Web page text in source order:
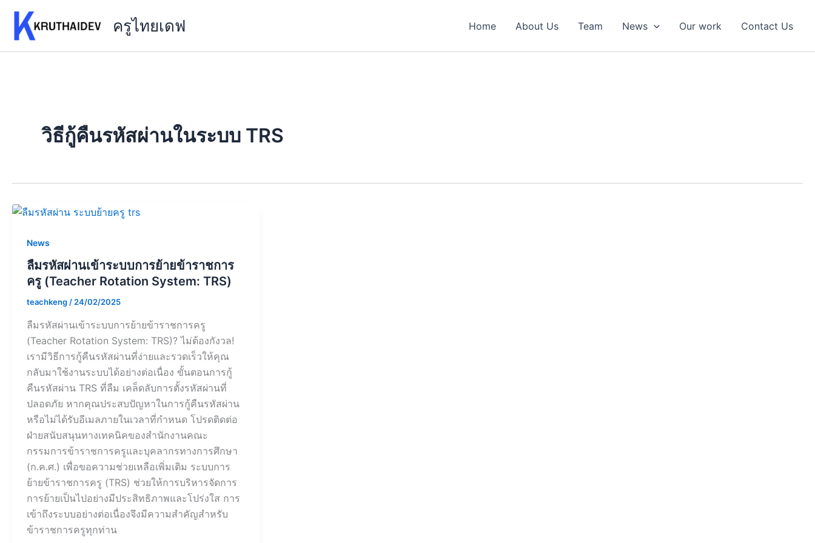
content
ครูไทยเดฟ Home About Us Team News Our work Contact Us
วิธีกู้คืนรหัสผ่านในระบบ TRS
News
ลืมรหัสผ่านเข้าระบบการย้ายข้าราชการ
ครู (Teacher Rotation System: TRS)
teachkeng/24/02/2025
ลืมรหัสผ่านเข้าระบบการย้ายข้าราชการครู
(Teacher Rotation System: TRS)? ไม่ต้องกังวล!
เรามีวิธีการกู้คืนรหัสผ่านที่ง่ายและรวดเร็วให้คุณ
กลับมาใช้งานระบบได้อย่างต่อเนื่อง ขั้นตอนการกู้
คืนรหัสผ่าน TRS ที่ลืม เคล็ดลับการตั้งรหัสผ่านที่
ปลอดภัย หากคุณประสบปัญหาในการกู้คืนรหัสผ่าน
หรือไม่ได้รับอีเมลภายในเวลาที่กำหนด โปรดติดต่อ
ฝ่ายสนับสนุนทางเทคนิคของสำนักงานคณะ
กรรมการข้าราชการครูและบุคลากรทางการศึกษา
(ก.ค.ศ.) เพื่อขอความช่วยเหลือเพิ่มเติม ระบบการ
ย้ายข้าราชการครู (TRS) ช่วยให้การบริหารจัดการ
การย้ายเป็นไปอย่างมีประสิทธิภาพและโปร่งใส การ
เข้าถึงระบบอย่างต่อเนื่องจึงมีความสำคัญสำหรับ
ข้าราชการครูทุกท่าน